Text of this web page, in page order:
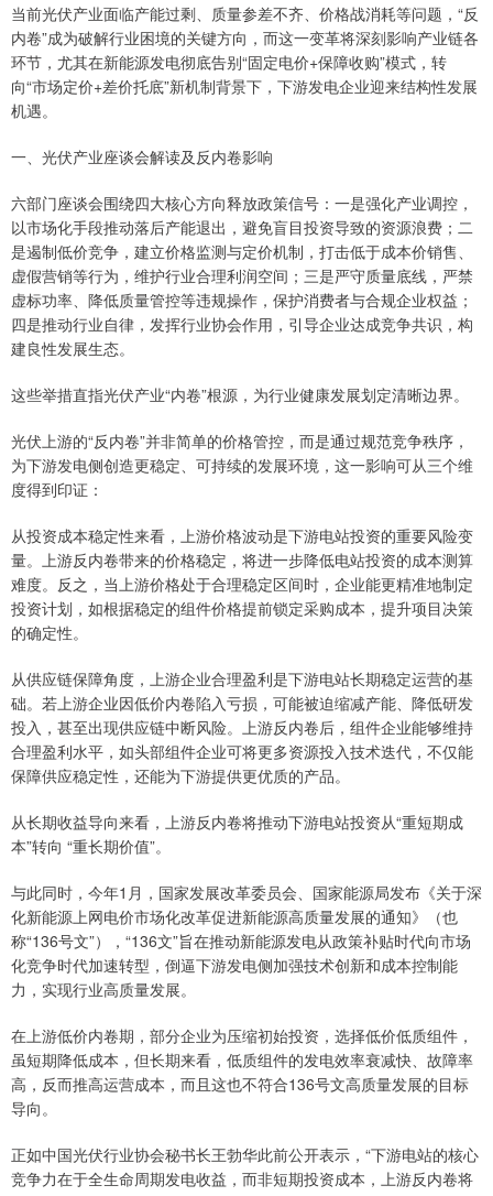
当前光伏产业面临产能过剩、质量参差不齐、价格战消耗等问题，“反
内卷”成为破解行业困境的关键方向，而这一变革将深刻影响产业链各
环节，尤其在新能源发电彻底告别“固定电价+保障收购”模式，转
向“市场定价+差价托底”新机制背景下，下游发电企业迎来结构性发展
机遇。
一、光伏产业座谈会解读及反内卷影响
六部门座谈会围绕四大核心方向释放政策信号：一是强化产业调控，
以市场化手段推动落后产能退出，避免盲目投资导致的资源浪费；二
是遏制低价竞争，建立价格监测与定价机制，打击低于成本价销售、
虚假营销等行为，维护行业合理利润空间；三是严守质量底线，严禁
虚标功率、降低质量管控等违规操作，保护消费者与合规企业权益；
四是推动行业自律，发挥行业协会作用，引导企业达成竞争共识，构
建良性发展生态。
这些举措直指光伏产业“内卷”根源，为行业健康发展划定清晰边界。
光伏上游的“反内卷”并非简单的价格管控，而是通过规范竞争秩序，
为下游发电侧创造更稳定、可持续的发展环境，这一影响可从三个维
度得到印证：
从投资成本稳定性来看，上游价格波动是下游电站投资的重要风险变
量。上游反内卷带来的价格稳定，将进一步降低电站投资的成本测算
难度。反之，当上游价格处于合理稳定区间时，企业能更精准地制定
投资计划，如根据稳定的组件价格提前锁定采购成本，提升项目决策
的确定性。
从供应链保障角度，上游企业合理盈利是下游电站长期稳定运营的基
础。若上游企业因低价内卷陷入亏损，可能被迫缩减产能、降低研发
投入，甚至出现供应链中断风险。上游反内卷后，组件企业能够维持
合理盈利水平，如头部组件企业可将更多资源投入技术迭代，不仅能
保障供应稳定性，还能为下游提供更优质的产品。
从长期收益导向来看，上游反内卷将推动下游电站投资从“重短期成
本”转向 “重长期价值”。
与此同时，今年1月，国家发展改革委员会、国家能源局发布《关于深
化新能源上网电价市场化改革促进新能源高质量发展的通知》（也
称“136号文”），“136文”旨在推动新能源发电从政策补贴时代向市场
化竞争时代加速转型，倒逼下游发电侧加强技术创新和成本控制能
力，实现行业高质量发展。
在上游低价内卷期，部分企业为压缩初始投资，选择低价低质组件，
虽短期降低成本，但长期来看，低质组件的发电效率衰减快、故障率
高，反而推高运营成本，而且这也不符合136号文高质量发展的目标
导向。
正如中国光伏行业协会秘书长王勃华此前公开表示，“下游电站的核心
竞争力在于全生命周期发电收益，而非短期投资成本，上游反内卷将